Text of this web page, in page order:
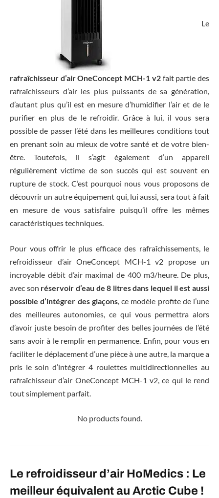
Le
rafraîchisseur d’air OneConcept MCH-1 v2fait partie des
rafraîchisseurs d’air les plus puissants de sa génération,
d’autant plus qu’il est en mesure d’humidifier l’air et de le
purifier en plus de le refroidir. Grâce à lui, il vous sera
possible de passer l’été dans les meilleures conditions tout
en prenant soin au mieux de votre santé et de votre bien-
être. Toutefois, il s’agit également d’un appareil
régulièrement victime de son succès qui est souvent en
rupture de stock. C’est pourquoi nous vous proposons de
découvrir un autre équipement qui, lui aussi, sera tout à fait
en mesure de vous satisfaire puisqu’il offre les mêmes
caractéristiques techniques.
Pour vous offrir le plus efficace des rafraîchissements, le
refroidisseur d’air OneConcept MCH-1 v2 propose un
incroyable débit d’air maximal de 400 m3/heure. De plus,
avec son réservoir d’eau de 8 litres dans lequel il est aussi
possible d’intégrer des glaçons, ce modèle profite de l’une
des meilleures autonomies, ce qui vous permettra alors
d’avoir juste besoin de profiter des belles journées de l’été
sans avoir à le remplir en permanence. Enfin, pour vous en
faciliter le déplacement d’une pièce à une autre, la marque a
pris le soin d’intégrer 4 roulettes multidirectionnelles au
rafraîchisseur d’air OneConcept MCH-1 v2, ce qui le rend
tout simplement parfait.
No products found.
Le refroidisseur d’air HoMedics : Le
meilleur équivalent au Arctic Cube !